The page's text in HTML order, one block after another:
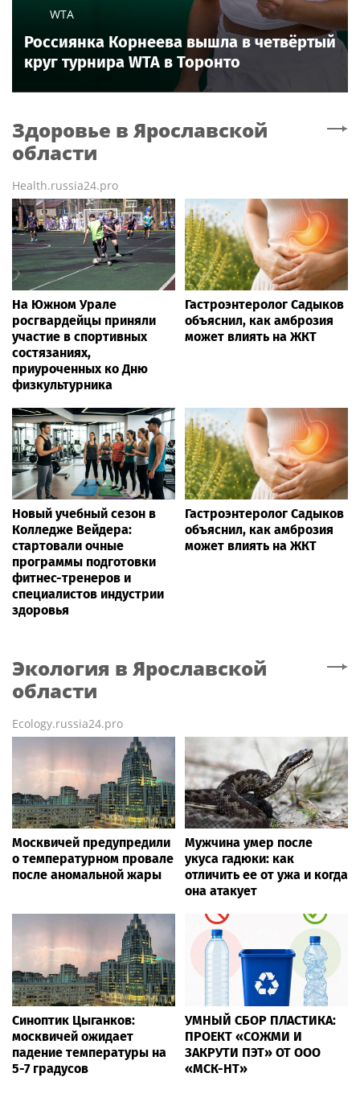
WTA
Россиянка Корнеева вышла в четвёртый
круг турнира WTA в Торонто
Здоровье в Ярославской
области
Health.russia24.pro
На Южном Урале
росгвардейцы приняли
участие в спортивных
состязаниях,
приуроченных ко Дню
физкультурника
Гастроэнтеролог Садыков
объяснил, как амброзия
может влиять на ЖКТ
Новый учебный сезон в
Колледже Вейдера:
стартовали очные
программы подготовки
фитнес-тренеров и
специалистов индустрии
здоровья
Гастроэнтеролог Садыков
объяснил, как амброзия
может влиять на ЖКТ
Экология в Ярославской
области
Ecology.russia24.pro
Москвичей предупредили
о температурном провале
после аномальной жары
Мужчина умер после
укуса гадюки: как
отличить ее от ужа и когда
она атакует
Синоптик Цыганков:
москвичей ожидает
падение температуры на
5-7 градусов
УМНЫЙ СБОР ПЛАСТИКА:
ПРОЕКТ «СОЖМИ И
ЗАКРУТИ ПЭТ» ОТ ООО
«МСК-НТ»